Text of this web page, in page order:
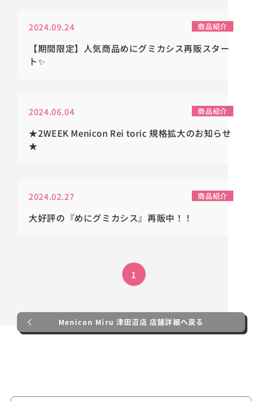
2024.09.24 商品紹介
【期間限定】人気商品めにグミカシス再販スター
ト✨
2024.06.04 商品紹介
★2WEEK Menicon Rei toric 規格拡大のお知らせ
★
2024.02.27 商品紹介
大好評の『めにグミカシス』再販中！！
1
Menicon Miru 津田沼店 店舗詳細へ戻る